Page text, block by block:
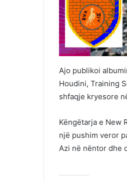
Ajo publikoi
Houdini, Training
shfaqje kryesore
Këngëtarja e New
një pushim veror
Azi në nëntor dhe